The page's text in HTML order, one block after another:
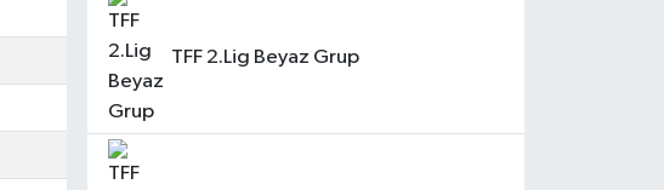
TFF 2.Lig Beyaz Grup